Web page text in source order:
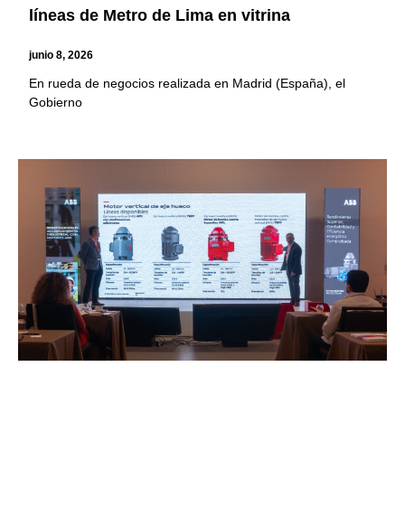
líneas de Metro de Lima en vitrina
junio 8, 2026
En rueda de negocios realizada en Madrid (España), el
Gobierno